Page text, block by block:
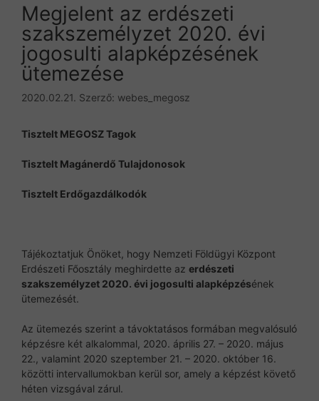
Megjelent az erdészeti
szakszemélyzet 2020. évi
jogosulti alapképzésének
ütemezése
2020.02.21. Szerző: webes_megosz
Tisztelt MEGOSZ Tagok
Tisztelt Magánerdő Tulajdonosok
Tisztelt Erdőgazdálkodók
Tájékoztatjuk Önöket, hogy Nemzeti Földügyi Központ
Erdészeti Főosztály meghirdette az erdészeti
szakszemélyzet 2020. évi jogosulti alapképzésének
ütemezését.
Az ütemezés szerint a távoktatásos formában megvalósuló
képzésre két alkalommal, 2020. április 27. – 2020. május
22., valamint 2020 szeptember 21. – 2020. október 16.
közötti intervallumokban kerül sor, amely a képzést követő
héten vizsgával zárul.